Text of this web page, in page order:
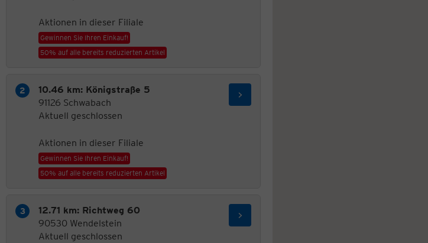
Aktionen in dieser Filiale
Gewinnen Sie Ihren Einkauf!
50% auf alle bereits reduzierten Artikel
10.46 km: Königstraße 5
91126 Schwabach
Aktuell geschlossen
Aktionen in dieser Filiale
Gewinnen Sie Ihren Einkauf!
50% auf alle bereits reduzierten Artikel
12.71 km: Richtweg 60
90530 Wendelstein
Aktuell geschlossen